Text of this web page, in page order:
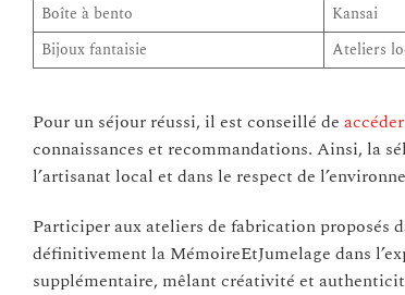
Boîte à bento
Kansai
Bijoux fantaisie
Ateliers
Pour un séjour réussi, il est conseillé de
connaissances et recommandations. Ainsi, la
l’artisanat local et dans le respect de
Participer aux ateliers de fabrication proposés
définitivement la MémoireEtJumelage dans
supplémentaire, mêlant créativité et